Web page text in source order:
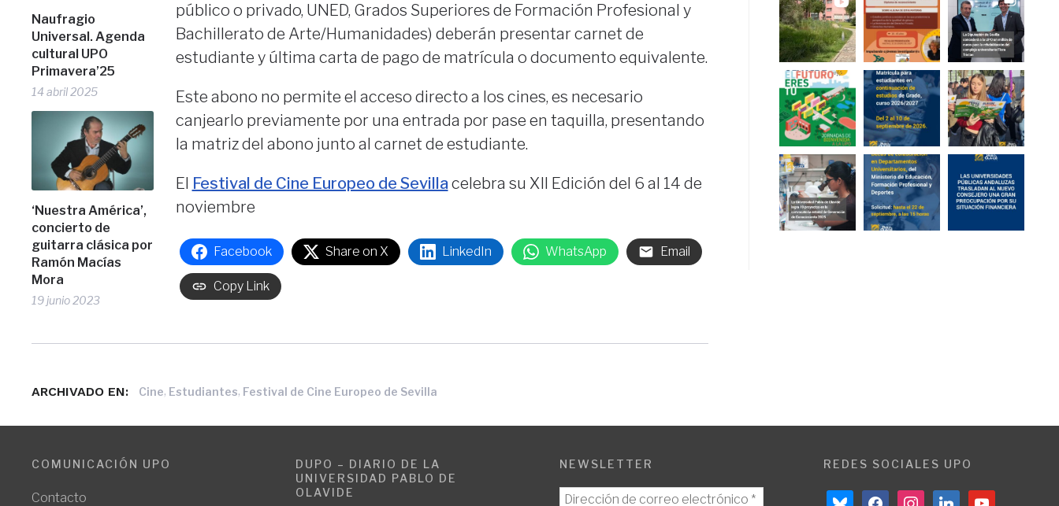
Naufragio
Universal. Agenda
cultural UPO
Primavera’25
14 abril 2025
‘Nuestra América’,
concierto de
guitarra clásica por
Ramón Macías
Mora
19 junio 2023
público o privado, UNED, Grados Superiores de Formación Profesional y
Bachillerato de Arte/Humanidades) deberán presentar carnet de
estudiante y última carta de pago de matrícula o documento equivalente.
Este abono no permite el acceso directo a los cines, es necesario
canjearlo previamente por una entrada por pase en taquilla, presentando
la matriz del abono junto al carnet de estudiante.
El Festival de Cine Europeo de Sevillacelebra su XII Edición del 6 al 14 de
noviembre
Facebook Share on X LinkedIn WhatsApp Email
Copy Link
ARCHIVADO EN: Cine, Estudiantes, Festival de Cine Europeo de Sevilla
COMUNICACIÓN UPO
Contacto
DUPO – DIARIO DE LA
UNIVERSIDAD PABLO DE
OLAVIDE
NEWSLETTER REDES SOCIALES UPO
blueskyfacebookinstagramlinkedin youtube